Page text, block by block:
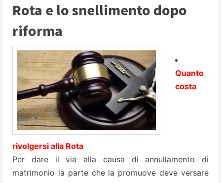
Rota e lo snellimento dopo
riforma
Quanto
costa
rivolgersi alla Rota
Per dare il via alla causa di annullamento di
matrimonio la parte che la promuove deve versare